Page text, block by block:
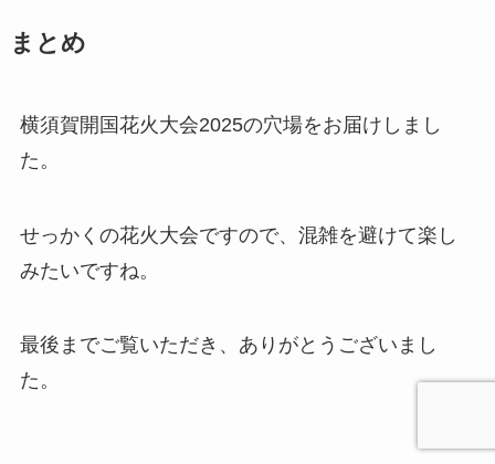
まとめ
横須賀開国花火大会2025の穴場をお届けしまし
た。
せっかくの花火大会ですので、混雑を避けて楽し
みたいですね。
最後までご覧いただき、ありがとうございまし
た。